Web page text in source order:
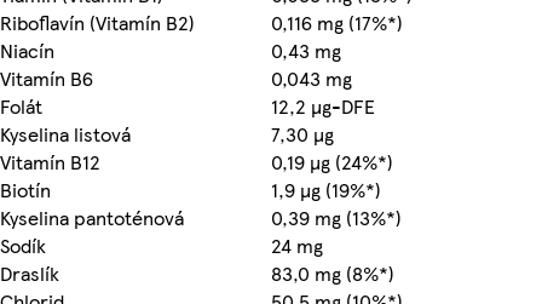
Riboflavín (Vitamín B2)
0,116 mg (17%*)
Niacín
0,43 mg
Vitamín B6
0,043 mg
Folát
12,2 µg-DFE
Kyselina listová
7,30 µg
Vitamín B12
0,19 µg (24%*)
Biotín
1,9 µg (19%*)
Kyselina pantoténová
0,39 mg (13%*)
Sodík
24 mg
Draslík
83,0 mg (8%*)